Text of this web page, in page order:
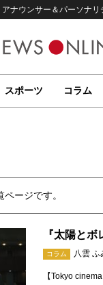
アナウンサー＆パーソナリ
スポーツ コラム
ージです。
『太陽と
コラム 八雲 ふ
【Tokyo